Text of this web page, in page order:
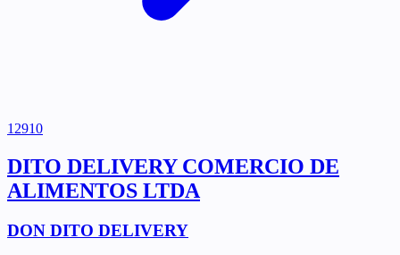
12910
DITO DELIVERY COMERCIO DE
ALIMENTOS LTDA
DON DITO DELIVERY